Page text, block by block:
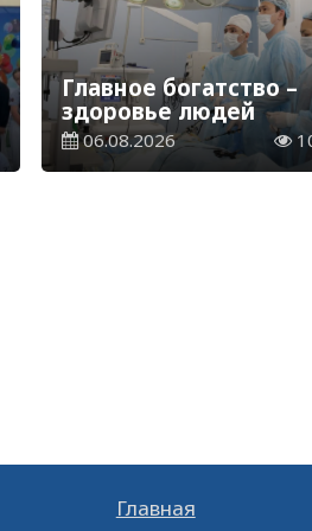
Главное богатство –
здоровье людей
06.08.2026
Главная